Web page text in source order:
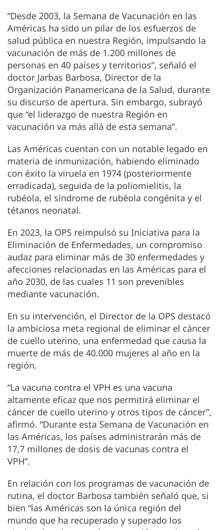
“Desde 2003, la Semana de Vacunación en las
Américas ha sido un pilar de los esfuerzos de
salud pública en nuestra Región, impulsando la
vacunación de más de 1.200 millones de
personas en 40 países y territorios”, señaló el
doctor Jarbas Barbosa, Director de la
Organización Panamericana de la Salud, durante
su discurso de apertura. Sin embargo, subrayó
que “el liderazgo de nuestra Región en
vacunación va más allá de esta semana”.
Las Américas cuentan con un notable legado en
materia de inmunización, habiendo eliminado
con éxito la viruela en 1974 (posteriormente
erradicada), seguida de la poliomielitis, la
rubéola, el síndrome de rubéola congénita y el
tétanos neonatal.
En 2023, la OPS reimpulsó su Iniciativa para la
Eliminación de Enfermedades, un compromiso
audaz para eliminar más de 30 enfermedades y
afecciones relacionadas en las Américas para el
año 2030, de las cuales 11 son prevenibles
mediante vacunación.
En su intervención, el Director de la OPS destacó
la ambiciosa meta regional de eliminar el cáncer
de cuello uterino, una enfermedad que causa la
muerte de más de 40.000 mujeres al año en la
región.
“La vacuna contra el VPH es una vacuna
altamente eficaz que nos permitirá eliminar el
cáncer de cuello uterino y otros tipos de cáncer”,
afirmó. “Durante esta Semana de Vacunación en
las Américas, los países administrarán más de
17,7 millones de dosis de vacunas contra el
VPH”.
En relación con los programas de vacunación de
rutina, el doctor Barbosa también señaló que, si
bien “las Américas son la única región del
mundo que ha recuperado y superado los